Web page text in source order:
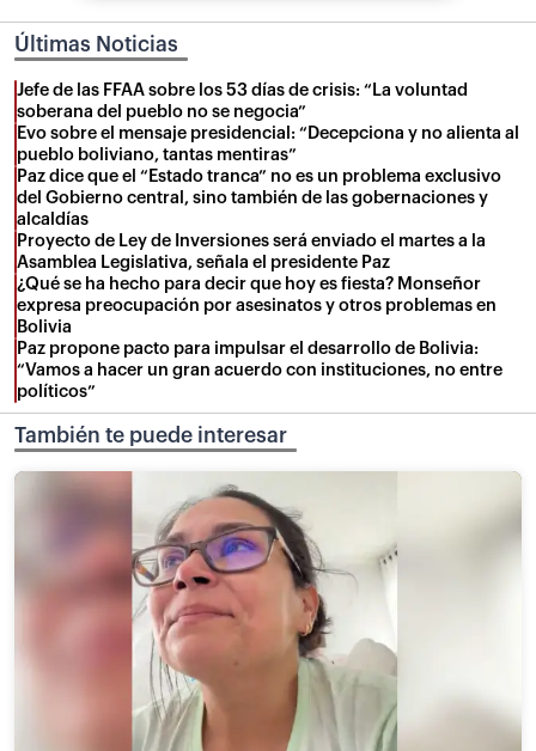
Últimas Noticias
Jefe de las FFAA sobre los 53 días de crisis: “La voluntad
soberana del pueblo no se negocia”
Evo sobre el mensaje presidencial: “Decepciona y no alienta al
pueblo boliviano, tantas mentiras”
Paz dice que el “Estado tranca” no es un problema exclusivo
del Gobierno central, sino también de las gobernaciones y
alcaldías
Proyecto de Ley de Inversiones será enviado el martes a la
Asamblea Legislativa, señala el presidente Paz
¿Qué se ha hecho para decir que hoy es fiesta? Monseñor
expresa preocupación por asesinatos y otros problemas en
Bolivia
Paz propone pacto para impulsar el desarrollo de Bolivia:
“Vamos a hacer un gran acuerdo con instituciones, no entre
políticos”
También te puede interesar